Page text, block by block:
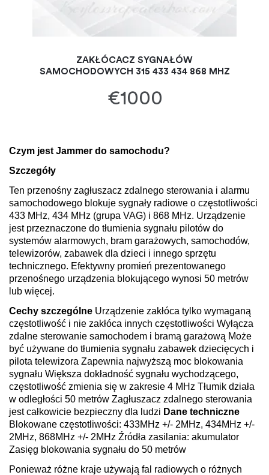
ZAKŁÓCACZ SYGNAŁÓW
SAMOCHODOWYCH 315 433 434 868 MHZ
€1000
Czym jest Jammer do samochodu?
Szczegóły
Ten przenośny zagłuszacz zdalnego sterowania i alarmu
samochodowego blokuje sygnały radiowe o częstotliwości
433 MHz, 434 MHz (grupa VAG) i 868 MHz. Urządzenie
jest przeznaczone do tłumienia sygnału pilotów do
systemów alarmowych, bram garażowych, samochodów,
telewizorów, zabawek dla dzieci i innego sprzętu
technicznego. Efektywny promień prezentowanego
przenośnego urządzenia blokującego wynosi 50 metrów
lub więcej.
Cechy szczególne Urządzenie zakłóca tylko wymaganą
częstotliwość i nie zakłóca innych częstotliwości Wyłącza
zdalne sterowanie samochodem i bramą garażową Może
być używane do tłumienia sygnału zabawek dziecięcych i
pilota telewizora Zapewnia najwyższą moc blokowania
sygnału Większa dokładność sygnału wychodzącego,
częstotliwość zmienia się w zakresie 4 MHz Tłumik działa
w odległości 50 metrów Zagłuszacz zdalnego sterowania
jest całkowicie bezpieczny dla ludzi Dane techniczne
Blokowane częstotliwości: 433MHz +/- 2MHz, 434MHz +/-
2MHz, 868MHz +/- 2MHz Źródła zasilania: akumulator
Zasięg blokowania sygnału do 50 metrów
Ponieważ różne kraje używają fal radiowych o różnych